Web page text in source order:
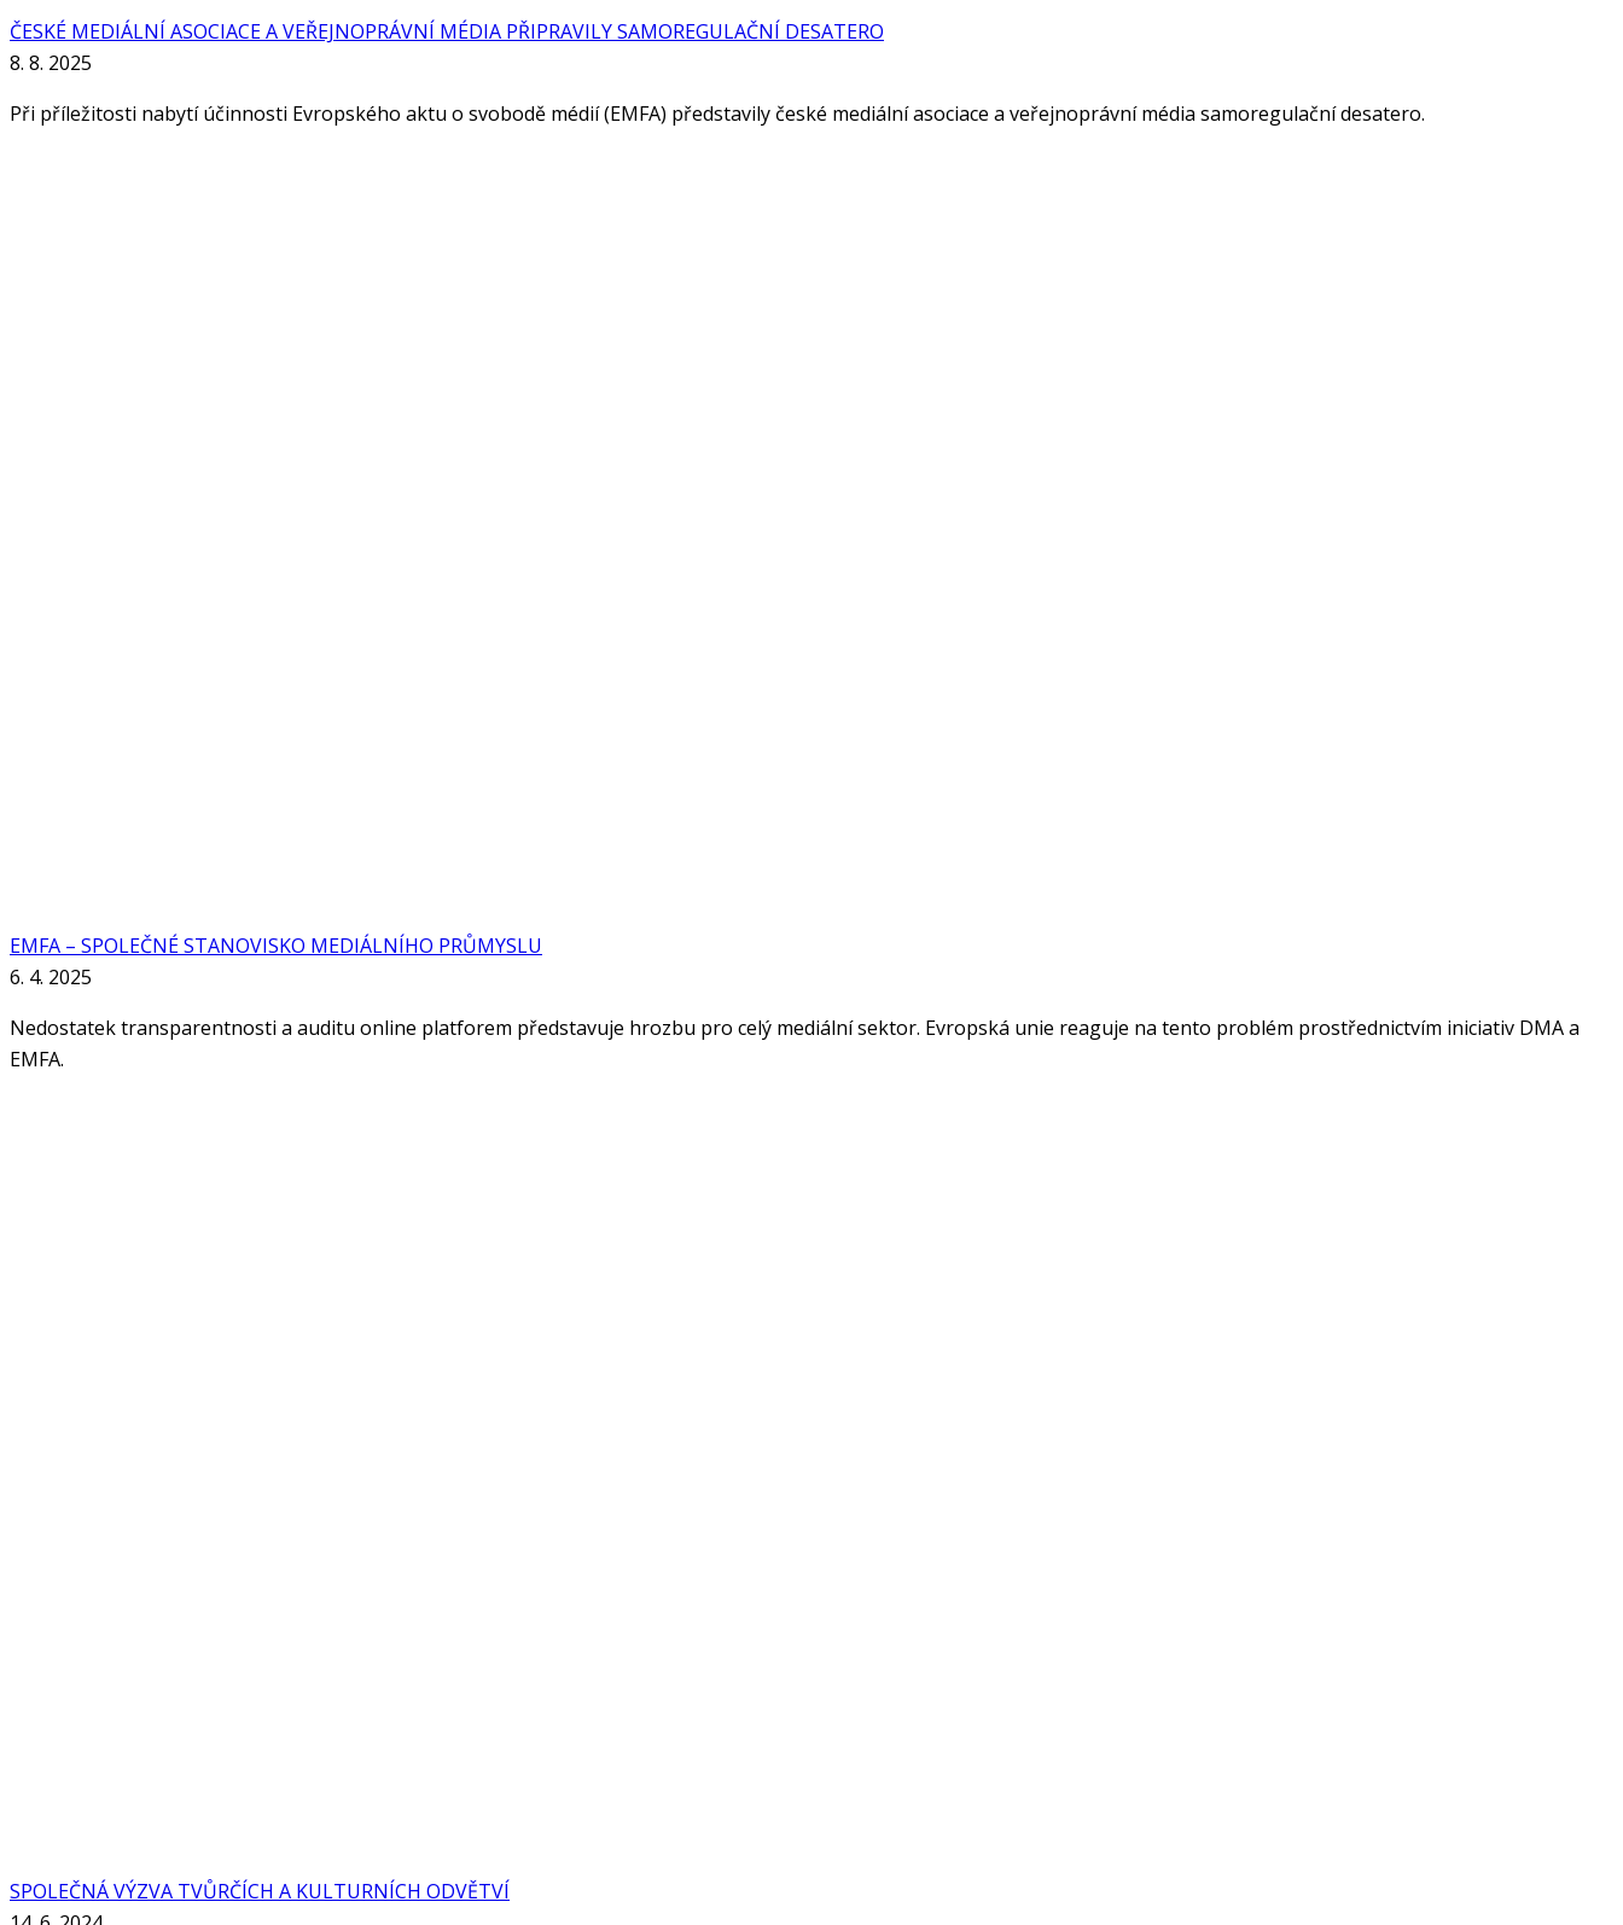
ČESKÉ MEDIÁLNÍ ASOCIACE A VEŘEJNOPRÁVNÍ MÉDIA PŘIPRAVILY SAMOREGULAČNÍ DESATERO
8. 8. 2025
Při příležitosti nabytí účinnosti Evropského aktu o svobodě médií (EMFA) představily české mediální asociace a veřejnoprávní média samoregulační desatero.
EMFA – SPOLEČNÉ STANOVISKO MEDIÁLNÍHO PRŮMYSLU
6. 4. 2025
Nedostatek transparentnosti a auditu online platforem představuje hrozbu pro celý mediální sektor. Evropská unie reaguje na tento problém prostřednictvím iniciativ DMA a
EMFA.
SPOLEČNÁ VÝZVA TVŮRČÍCH A KULTURNÍCH ODVĚTVÍ